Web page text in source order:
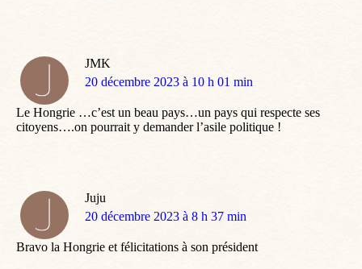
JMK
dit
20 décembre 2023 à 10 h 01 min
Le Hongrie …c’est un beau pays…un pays qui respecte ses
citoyens….on pourrait y demander l’asile politique !
Juju
dit
20 décembre 2023 à 8 h 37 min
Bravo la Hongrie et félicitations à son président